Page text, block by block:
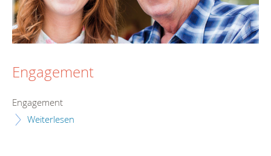
Engagement
Engagement
Weiterlesen